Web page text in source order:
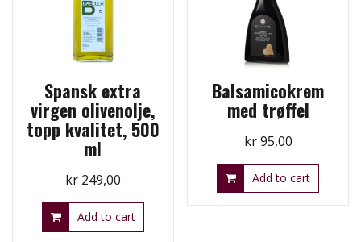
Spansk extra
virgen olivenolje,
topp kvalitet, 500
ml
kr249,00
Add to cart
Balsamicokrem
med trøffel
kr95,00
Add to cart